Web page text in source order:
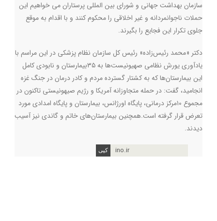
سازمان بهداشت جهانی و شورای بین المللی پرستاران می خواهیم این
حملات ناجوانمردانه و غیر اخلاقی را محکوم کنند و با اقدام به موقع
جلوی تکرار این فجایع را بگیرند.
دکتر «محمد رئیس‌زاده» رئیس کل سازمان نظام پزشکی در این مراسم با
یادآوری یورش نظامی صهیونیست‌ها به ۳۵بیمارستان و نابودی کامل
این بیمارستان‌ها که به کشتار گسترده مردم و کادر درمان در جنگ غزه
انجامید، گفت: در حمله متجاوزانه آمریکا و رژیم صیهونیستی تاکنون در
مجموع ۱۰مرکز درمانی، پایگاه اورژانس، بیمارستان و پایگاه امدادی مورد
تعرض قرار گرفته است.همچنین بیمارستان‌های خاتم و گاندی نیز آسیب
دیدند.
ino.ir